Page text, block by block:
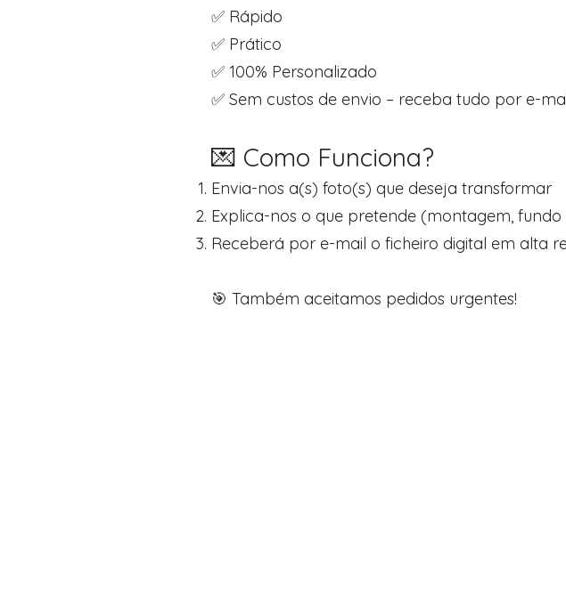
✅ Rápido
✅ Prático
✅ 100% Personalizado
✅ Sem custos de envio – receba tudo por e-
💌 Como Funciona?
Envia-nos a(s) foto(s) que deseja transformar
Explica-nos o que pretende (montagem,
Receberá por e-mail o ficheiro digital em alta
🎯 Também aceitamos pedidos urgentes!